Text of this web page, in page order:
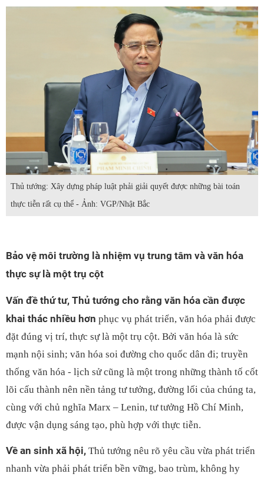
Thủ tướng: Xây dựng pháp luật phải giải quyết được những bài toán
thực tiễn rất cụ thể - Ảnh: VGP/Nhật Bắc
Bảo vệ môi trường là nhiệm vụ trung tâm và văn hóa
thực sự là một trụ cột
Vấn đề thứ tư, Thủ tướng cho rằng văn hóa cần được
khai thác nhiều hơn phục vụ phát triển, văn hóa phải được
đặt đúng vị trí, thực sự là một trụ cột. Bởi văn hóa là sức
mạnh nội sinh; văn hóa soi đường cho quốc dân đi; truyền
thống văn hóa - lịch sử cũng là một trong những thành tố cốt
lõi cấu thành nên nền tảng tư tưởng, đường lối của chúng ta,
cùng với chủ nghĩa Marx – Lenin, tư tưởng Hồ Chí Minh,
được vận dụng sáng tạo, phù hợp với thực tiễn.
Về an sinh xã hội, Thủ tướng nêu rõ yêu cầu vừa phát triển
nhanh vừa phải phát triển bền vững, bao trùm, không hy